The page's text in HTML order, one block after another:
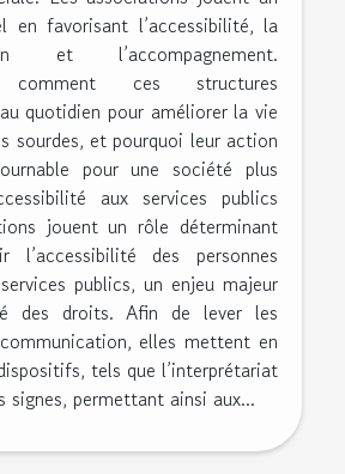
en favorisant l’accessibilité, la
et l’accompagnement.
comment ces structures
quotidien pour améliorer la vie
sourdes, et pourquoi leur action
pour une société plus
aux services publics
jouent un rôle déterminant
l’accessibilité des personnes
publics, un enjeu majeur
des droits. Afin de lever les
elles mettent en
tels que l’interprétariat
signes, permettant ainsi aux...